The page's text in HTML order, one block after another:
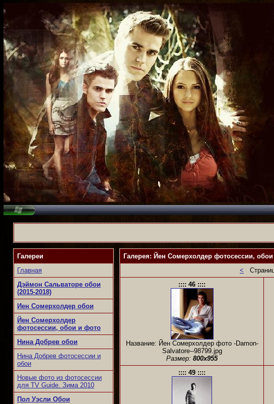
Галереи
Главная
Дэймон Сальваторе обои
(2015-2018)
Иен Сомерхолдер обои
Йен Сомерхолдер
фотосессии, обои и фото
Нина Добрев обои
Нина Добрев фотосессии и
обои
Новые фото из фотосессии
для TV Guide. Зима 2010
Пол Уэсли Обои
Галерея: Йен Сомерхолдер фотосессии,
<
:::: 46 ::::
Название: Йен Сомерхолдер фото -Damon-
Salvatore--98799.jpg
Размер: 800x955
:::: 49 ::::